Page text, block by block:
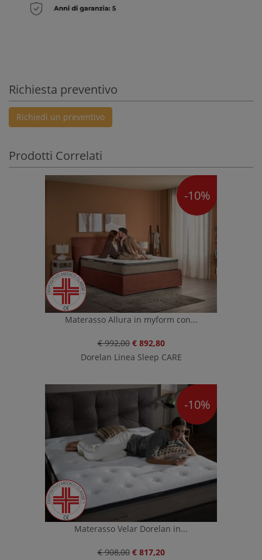
Richiesta preventivo
Richiedi un preventivo
Prodotti Correlati
-10%
Materasso Allura in myform con...
€ 992,00 € 892,80
Dorelan Linea Sleep CARE
-10%
Materasso Velar Dorelan in...
€ 908,00 € 817,20